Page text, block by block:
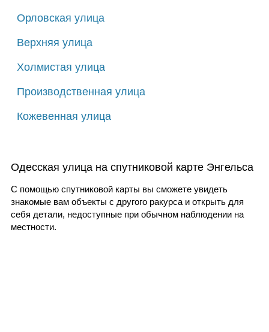
Орловская улица
Верхняя улица
Холмистая улица
Производственная улица
Кожевенная улица
Одесская улица на спутниковой карте Энгельса
С помощью спутниковой карты вы сможете увидеть
знакомые вам объекты с другого ракурса и открыть для
себя детали, недоступные при обычном наблюдении на
местности.